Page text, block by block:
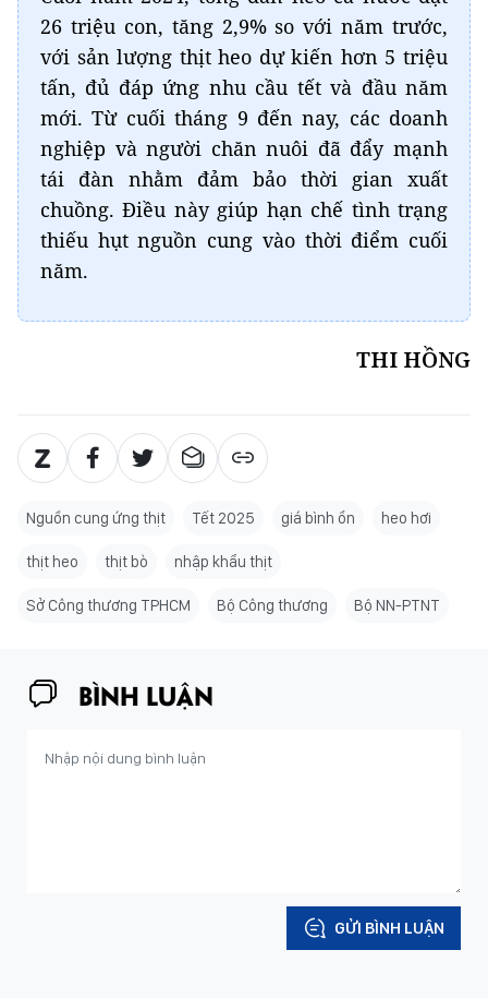
26 triệu con, tăng 2,9% so với năm trước,
với sản lượng thịt heo dự kiến hơn 5 triệu
tấn, đủ đáp ứng nhu cầu tết và đầu năm
mới. Từ cuối tháng 9 đến nay, các doanh
nghiệp và người chăn nuôi đã đẩy mạnh
tái đàn nhằm đảm bảo thời gian xuất
chuồng. Điều này giúp hạn chế tình trạng
thiếu hụt nguồn cung vào thời điểm cuối
năm.
THI HỒNG
Nguồn cung ứng thịt Tết 2025 giá bình ổn heo hơi
thịt heo thịt bò nhập khẩu thịt
Sở Công thương TPHCM Bộ Công thương Bộ NN-PTNT
BÌNH LUẬN
GỬI BÌNH LUẬN